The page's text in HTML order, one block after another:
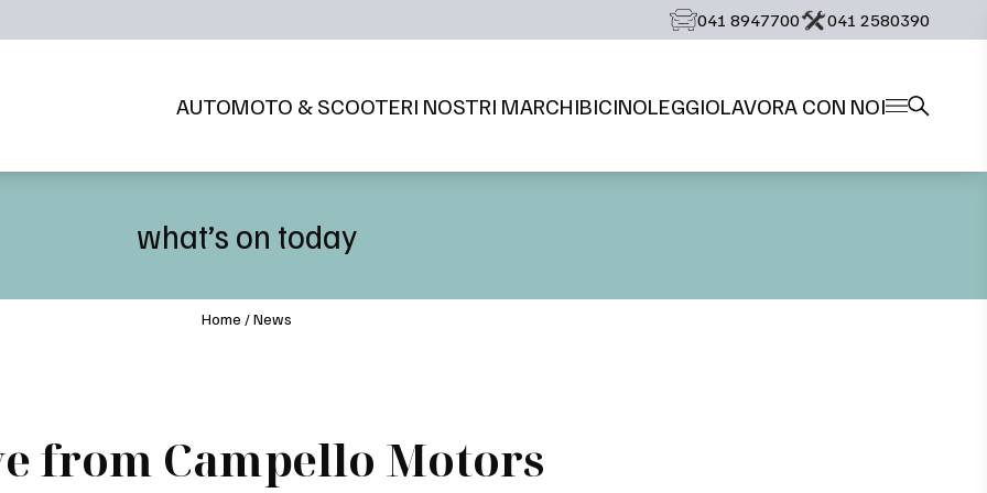
‭041 8947700‬ ‭041 2580390‬
AUTOMOTO & SCOOTERI NOSTRI MARCHIBICINOLEGGIOLAVORA CON NOI
what’s on today
Home /News
from Campello Motors